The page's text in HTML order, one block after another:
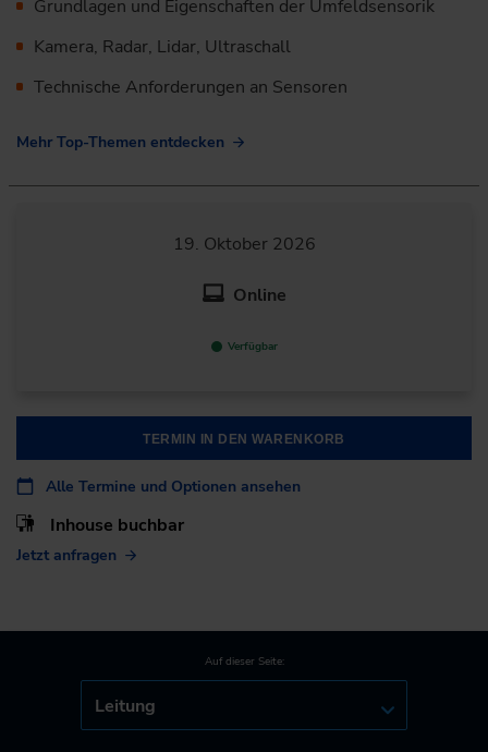
Grundlagen und Eigenschaften der Umfeldsensorik
Kamera, Radar, Lidar, Ultraschall
Technische Anforderungen an Sensoren
Mehr Top-Themen entdecken
19. Oktober 2026
Online
Verfügbar
TERMIN IN DEN WARENKORB
Alle Termine und Optionen ansehen
Inhouse buchbar
Jetzt anfragen
Auf dieser Seite:
Leitung